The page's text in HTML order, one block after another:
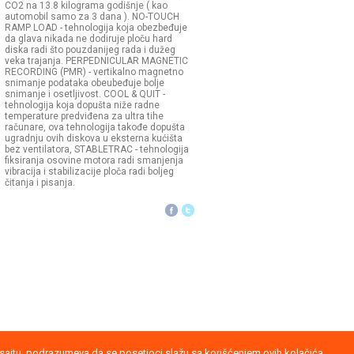
CO2 na 13.8 kilograma godišnje ( kao
automobil samo za 3 dana ). NO-TOUCH
RAMP LOAD - tehnologija koja obezbeđuje
da glava nikada ne dodiruje ploču hard
diska radi što pouzdanijeg rada i dužeg
veka trajanja. PERPEDNICULAR MAGNETIC
RECORDING (PMR) - vertikalno magnetno
snimanje podataka obeubeđuje bolje
snimanje i osetljivost. COOL & QUIT -
tehnologija koja dopušta niže radne
temperature predviđena za ultra tihe
računare, ova tehnologija takođe dopušta
ugradnju ovih diskova u eksterna kućišta
bez ventilatora, STABLETRAC - tehnologija
fiksiranja osovine motora radi smanjenja
vibracija i stabilizacije ploča radi boljeg
čitanja i pisanja.